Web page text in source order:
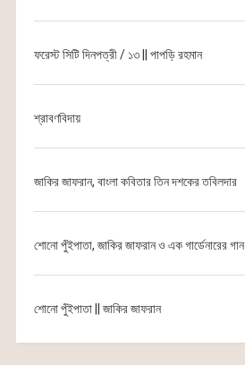
ফরেস্ট সিটি দিনপত্রী / ১৩ || পাপড়ি রহমান
শ্রাবণবিদায়
জাকির জাফরান, বাংলা কবিতার তিন দশকের তবিলদার
শোনো পুঁইপাতা, জাকির জাফরান ও এক গার্ডেনারের গান
শোনো পুঁইপাতা || জাকির জাফরান